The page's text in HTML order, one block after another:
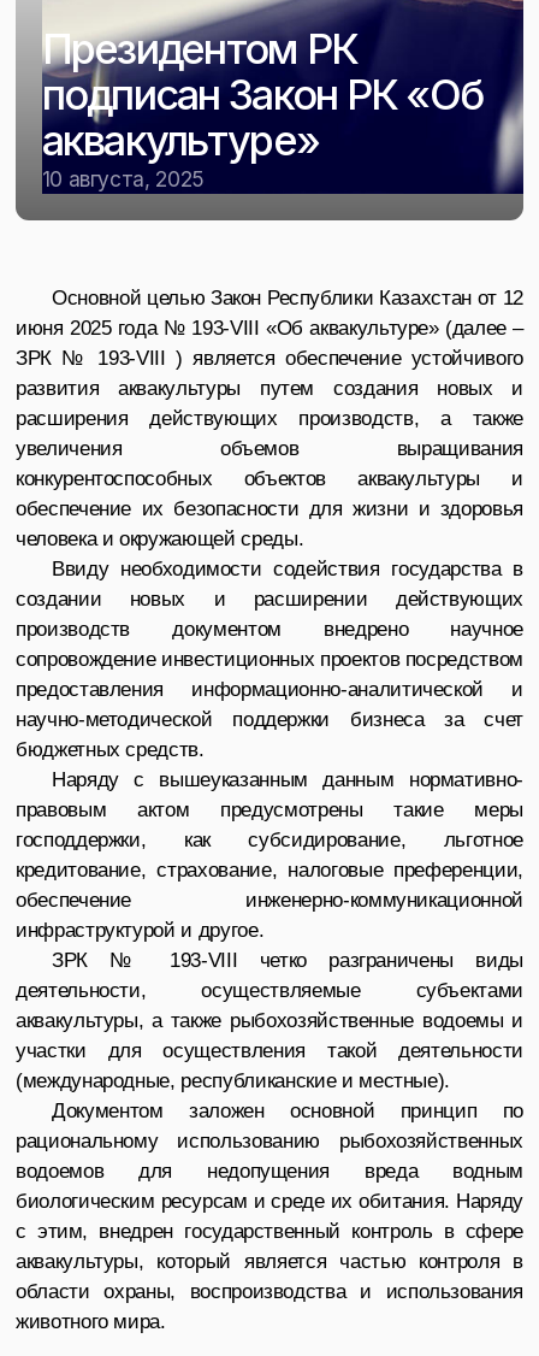
Президентом РК
подписан Закон РК «Об
аквакультуре»
10 августа, 2025
Основной целью Закон Республики Казахстан от 12
июня 2025 года № 193-VIII «Об аквакультуре» (далее –
ЗРК № 193-VIII ) является обеспечение устойчивого
развития аквакультуры путем создания новых и
расширения действующих производств, а также
увеличения объемов выращивания
конкурентоспособных объектов аквакультуры и
обеспечение их безопасности для жизни и здоровья
человека и окружающей среды.
Ввиду необходимости содействия государства в
создании новых и расширении действующих
производств документом внедрено научное
сопровождение инвестиционных проектов посредством
предоставления информационно-аналитической и
научно-методической поддержки бизнеса за счет
бюджетных средств.
Наряду с вышеуказанным данным нормативно-
правовым актом предусмотрены такие меры
господдержки, как субсидирование, льготное
кредитование, страхование, налоговые преференции,
обеспечение инженерно-коммуникационной
инфраструктурой и другое.
ЗРК № 193-VIII четко разграничены виды
деятельности, осуществляемые субъектами
аквакультуры, а также рыбохозяйственные водоемы и
участки для осуществления такой деятельности
(международные, республиканские и местные).
Документом заложен основной принцип по
рациональному использованию рыбохозяйственных
водоемов для недопущения вреда водным
биологическим ресурсам и среде их обитания. Наряду
с этим, внедрен государственный контроль в сфере
аквакультуры, который является частью контроля в
области охраны, воспроизводства и использования
животного мира.